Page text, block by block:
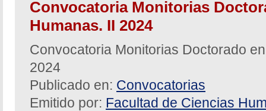
Convocatoria Monitorias
Humanas. II 2024
Convocatoria Monitorias Doctorado
2024
Publicado en: Convocatorias
Emitido por: Facultad de Ciencias